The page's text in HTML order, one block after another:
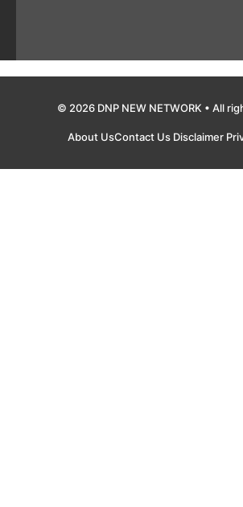
© 2026 DNP NEW NETWORK • All
About UsContact Us Disclaimer